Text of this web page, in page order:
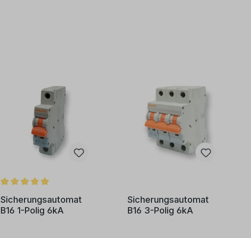
Sicherungsautomat
B16 1-Polig 6kA
Sicherungsautomat
B16 3-Polig 6kA